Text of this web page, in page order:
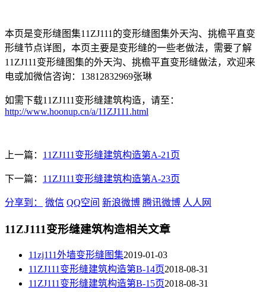
本页是变形缝图集11ZJ111的变形缝图集外天沟、挑檐平直变
形缝节点详图，本页主要是变形缝的一些老做法，需要了解
11ZJ111变形缝图集的外天沟、挑檐平直变形缝做法，欢迎来
电或加微信咨询：13812832969张琳
如需下载11ZJ111变形缝建筑构造，请至：
http://www.hoonup.cn/a/11ZJ111.html
上一篇： 11ZJ111变形缝建筑构造第A-21页
下一篇： 11ZJ111变形缝建筑构造第A-23页
分享到： 微信 QQ空间 新浪微博 腾讯微博 人人网
11ZJ111变形缝建筑构造相关文章
11zj111外墙变形缝图集2019-01-03
11ZJ111变形缝建筑构造第B-14页2018-08-31
11ZJ111变形缝建筑构造第B-15页2018-08-31